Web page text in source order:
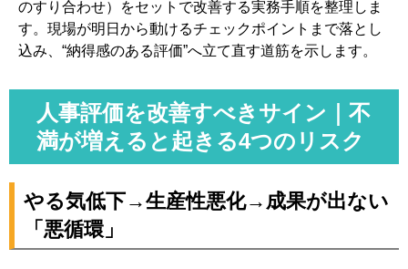
3-4. 指標が現場実態と乖離（古い目標、達成不能KPI）
3-5. フィードバックがない／説明不足（納得感が消え
る）
3-6. 評価が処遇に結びつかない（テーブル設計・運用の
問題）
3-7. 他者比較に見える運用（情報共有の扱い、伝え方）
4. 人事評価の改善は「制度設計×運用」で決まる｜まず目的
を“人材育成”として再定義する
4-1. 目的の再設定：評価＝処遇だけにしない（育成・配
置・目標達成）
のすり合わせ）をセットで改善する実務手順を整理しま
す。現場が明日から動けるチェックポイントまで落とし
込み、“納得感のある評価”へ立て直す道筋を示します。
人事評価を改善すべきサイン｜不
満が増えると起きる4つのリスク
やる気低下→生産性悪化→成果が出ない
「悪循環」